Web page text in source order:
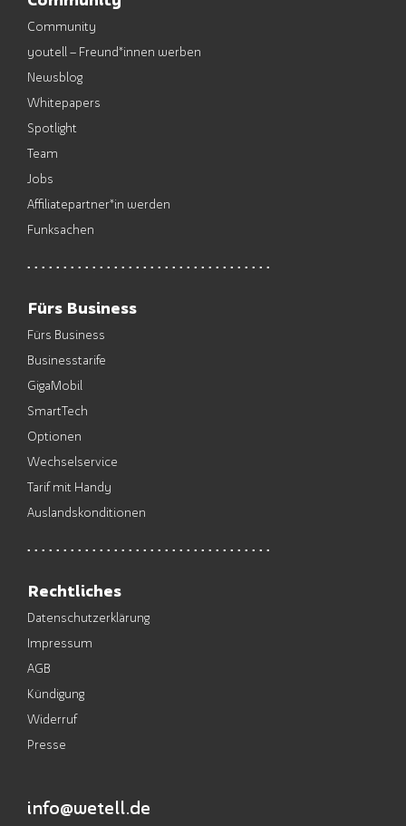
Community
youtell – Freund*innen werben
Newsblog
Whitepapers
Spotlight
Team
Jobs
Affiliatepartner*in werden
Funksachen
Fürs Business
Fürs Business
Businesstarife
GigaMobil
SmartTech
Optionen
Wechselservice
Tarif mit Handy
Auslandskonditionen
Rechtliches
Datenschutzerklärung
Impressum
AGB
Kündigung
Widerruf
Presse
info@wetell.de